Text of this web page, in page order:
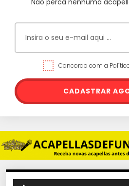
Não perca nenhuma
Concordo com a
CADASTRAR